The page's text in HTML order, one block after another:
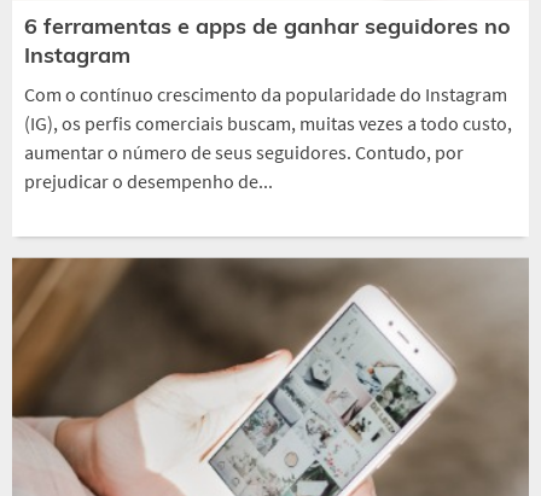
6 ferramentas e apps de ganhar seguidores no
Instagram
Com o contínuo crescimento da popularidade do Instagram
(IG), os perfis comerciais buscam, muitas vezes a todo custo,
aumentar o número de seus seguidores. Contudo, por
prejudicar o desempenho de...